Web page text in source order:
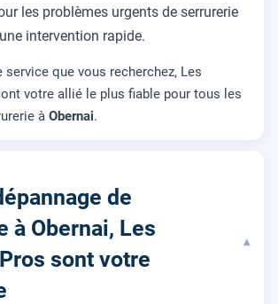
les problèmes urgents de serrurerie
intervention rapide.
service que vous recherchez, Les
votre allié le plus fiable pour tous les
à Obernai.
de
à Obernai, Les
sont votre
▾